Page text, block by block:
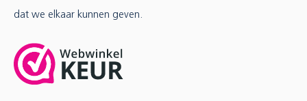
dat we elkaar kunnen geven.